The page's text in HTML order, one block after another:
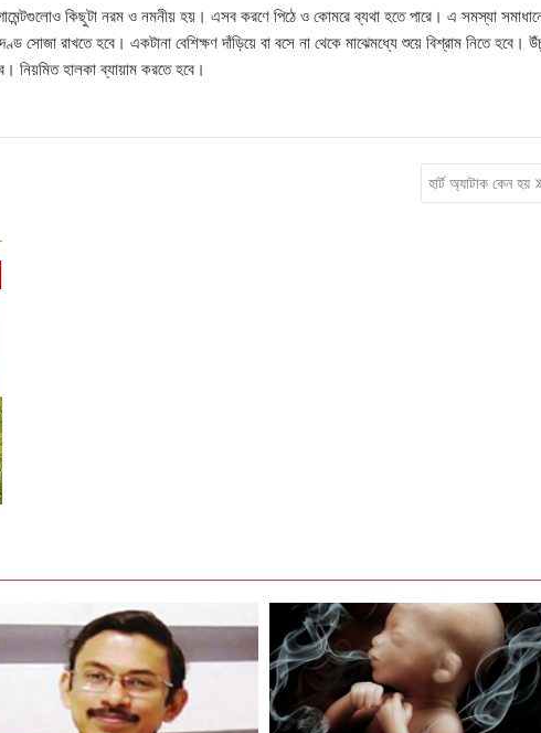
কিছুটা নরম ও নমনীয় হয়। এসব করণে পিঠে ও কোমরে ব্যথা হতে পারে। এ সমস্যা
সোজা রাখতে হবে। একটানা বেশিক্ষণ দাঁড়িয়ে বা বসে না থেকে মাঝেমধ্যে শুয়ে বিশ্রাম নিতে হবে।
নিয়মিত হালকা ব্যায়াম করতে হবে।
হার্ট অ্যাটাক কেন হয়